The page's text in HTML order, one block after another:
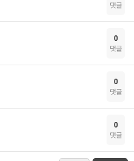
댓글
0
댓글
0
댓글
0
댓글